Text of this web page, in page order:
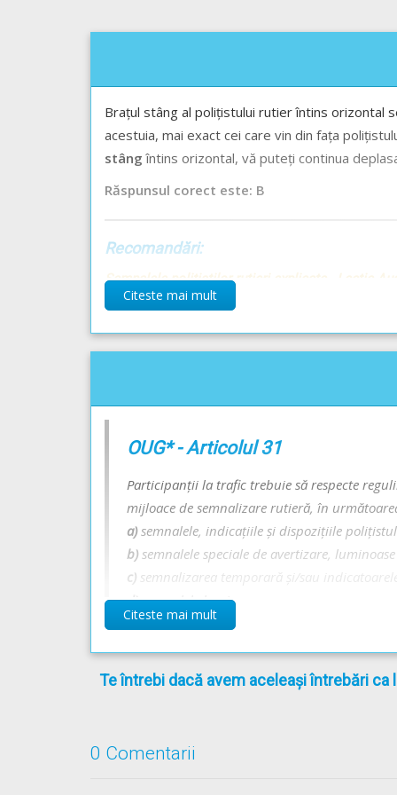
Brațul stâng al polițistului rutier întins orizontal
acestuia, mai exact cei care vin din fața
stâng întins orizontal, vă puteți continua
Răspunsul corect este: B
Recomandări:
Semnalele polițiștilor rutieri explicate - Lecție
Ordinea în care se respectă semnificația
Citeste mai mult
OUG* - Articolul 31
Participanţii la trafic trebuie să respecte
mijloace de semnalizare rutieră, în
a)semnalele, indicaţiile şi dispoziţiile
b) semnalele speciale de avertizare,
c) semnalizarea temporară și/sau
d)semnalele luminoase sau sonore;
e)indicatoarele;
regulile de circulaţie.
Citeste mai mult
Te întrebi dacă avem aceleași întrebări ca
0 Comentarii